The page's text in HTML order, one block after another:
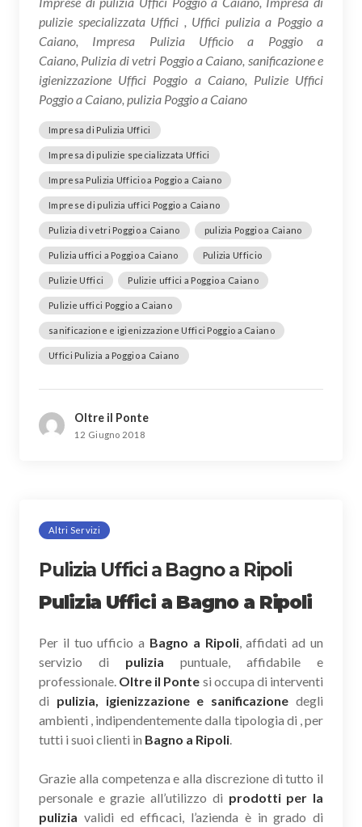
pulizie specializzata Uffici , Uffici pulizia a Poggio a
Caiano, Impresa Pulizia Ufficio a Poggio a
Caiano, Pulizia di vetri Poggio a Caiano, sanificazione e
igienizzazione Uffici Poggio a Caiano, Pulizie Uffici
Poggio a Caiano, pulizia Poggio a Caiano
Impresa di Pulizia Uffici
Impresa di pulizie specializzata Uffici
Impresa Pulizia Ufficio a Poggio a Caiano
Imprese di pulizia uffici Poggio a Caiano
Pulizia di vetri Poggio a Caiano pulizia Poggio a Caiano
Pulizia uffici a Poggio a Caiano Pulizia Ufficio
Pulizie Uffici Pulizie uffici a Poggio a Caiano
Pulizie uffici Poggio a Caiano
sanificazione e igienizzazione Uffici Poggio a Caiano
Uffici Pulizia a Poggio a Caiano
Oltre il Ponte
12 Giugno 2018
Altri Servizi
Pulizia Uffici a Bagno a Ripoli
Pulizia Uffici a Bagno a Ripoli
Per il tuo ufficio a Bagno a Ripoli, affidati ad un
servizio di pulizia puntuale, affidabile e
professionale. Oltre il Ponte si occupa di interventi
di pulizia, igienizzazione e sanificazione degli
ambienti , indipendentemente dalla tipologia di , per
tutti i suoi clienti in Bagno a Ripoli.
Grazie alla competenza e alla discrezione di tutto il
personale e grazie all’utilizzo di prodotti per la
pulizia validi ed efficaci, l’azienda è in grado di